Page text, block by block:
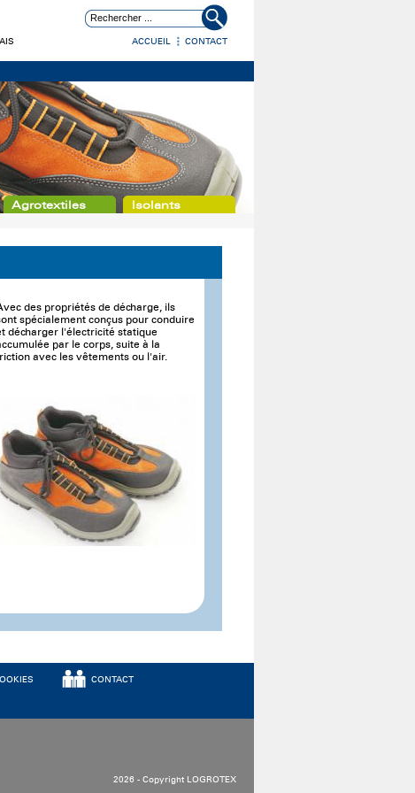
ACCUEIL CONTACT
Agrotextiles
Isolants
des propriétés de décharge, ils
spécialement conçus pour conduire
décharger l'électricité statique
par le corps, suite à la
avec les vêtements ou l'air.
CONTACT
2026 - Copyright LOGROTEX